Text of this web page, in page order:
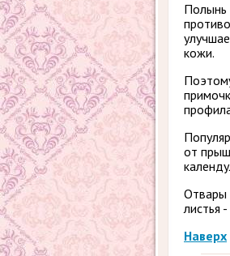
Полынь
кожи.
от
Отвары
листья
Наверх